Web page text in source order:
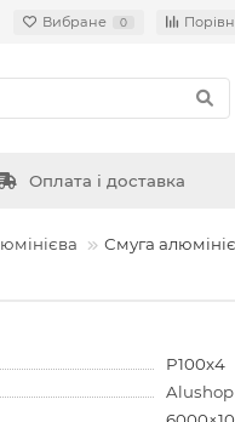
Вибране 0
Оплата і доставка
Смуга
P100x4
Alushop